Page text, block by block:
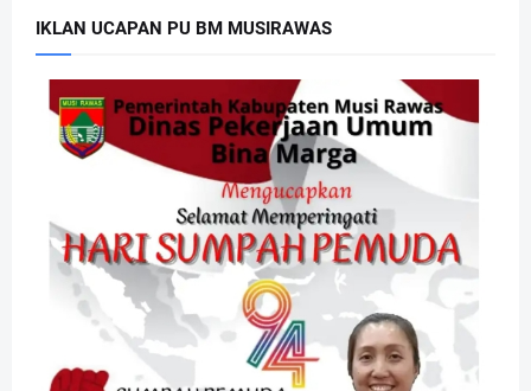
IKLAN UCAPAN PU BM MUSIRAWAS